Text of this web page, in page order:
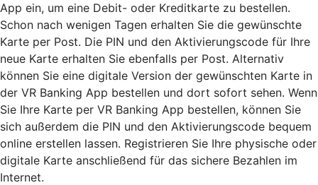
App ein, um eine Debit- oder Kreditkarte zu bestellen.
Schon nach wenigen Tagen erhalten Sie die gewünschte
Karte per Post. Die PIN und den Aktivierungscode für Ihre
neue Karte erhalten Sie ebenfalls per Post. Alternativ
können Sie eine digitale Version der gewünschten Karte in
der VR Banking App bestellen und dort sofort sehen. Wenn
Sie Ihre Karte per VR Banking App bestellen, können Sie
sich außerdem die PIN und den Aktivierungscode bequem
online erstellen lassen. Registrieren Sie Ihre physische oder
digitale Karte anschließend für das sichere Bezahlen im
Internet.